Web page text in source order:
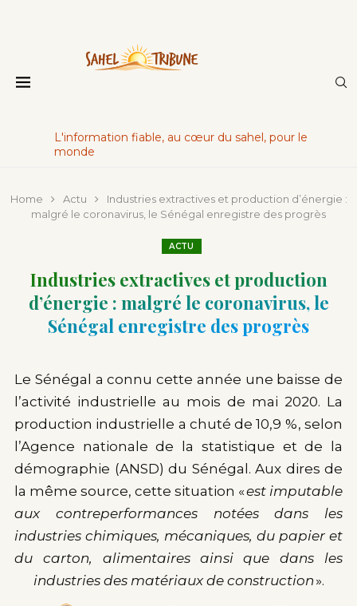
L'information fiable, au cœur du sahel, pour le
monde
Home Actu
Industries extractives et production d’énergie :
malgré le coronavirus, le Sénégal enregistre des progrès
ACTU
Industries extractives et production
d’énergie : malgré le coronavirus, le
Sénégal enregistre des progrès
Le Sénégal a connu cette année une baisse de
l’activité industrielle au mois de mai 2020. La
production industrielle a chuté de 10,9 %, selon
l’Agence nationale de la statistique et de la
démographie (ANSD) du Sénégal. Aux dires de
la même source, cette situation «est imputable
aux contreperformances notées dans les
industries chimiques, mécaniques, du papier et
du carton, alimentaires ainsi que dans les
industries des matériaux de construction ».